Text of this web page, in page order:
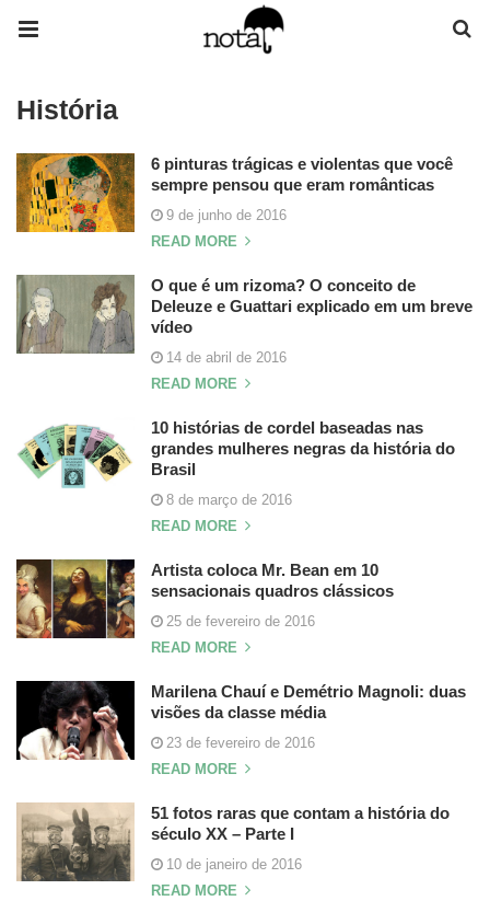
História
6 pinturas trágicas e violentas que você
sempre pensou que eram românticas
9 de junho de 2016
READ MORE
O que é um rizoma? O conceito de
Deleuze e Guattari explicado em um breve
vídeo
14 de abril de 2016
READ MORE
10 histórias de cordel baseadas nas
grandes mulheres negras da história do
Brasil
8 de março de 2016
READ MORE
Artista coloca Mr. Bean em 10
sensacionais quadros clássicos
25 de fevereiro de 2016
READ MORE
Marilena Chauí e Demétrio Magnoli: duas
visões da classe média
23 de fevereiro de 2016
READ MORE
51 fotos raras que contam a história do
século XX – Parte I
10 de janeiro de 2016
READ MORE